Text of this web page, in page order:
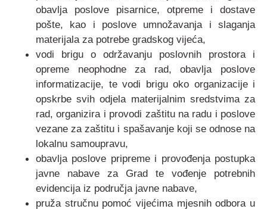
obavlja poslove pisarnice, otpreme i dostave
pošte, kao i poslove umnožavanja i slaganja
materijala za potrebe gradskog vijeća,
vodi brigu o održavanju poslovnih prostora i
opreme neophodne za rad, obavlja poslove
informatizacije, te vodi brigu oko organizacije i
opskrbe svih odjela materijalnim sredstvima za
rad, organizira i provodi zaštitu na radu i poslove
vezane za zaštitu i spašavanje koji se odnose na
lokalnu samoupravu,
obavlja poslove pripreme i provođenja postupka
javne nabave za Grad te vođenje potrebnih
evidencija iz područja javne nabave,
pruža stručnu pomoć vijećima mjesnih odbora u